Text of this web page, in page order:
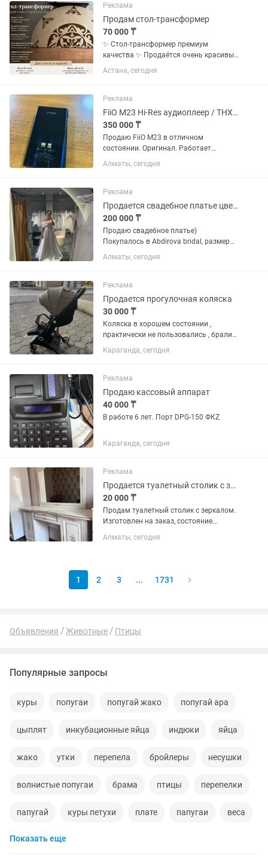
58□16-135 • Категория линз: Category
3...
Реклама
Продам стол-трансформер
70 000 ₸
✨ Стол-трансформер премиум
качества ✨ Продаётся очень красивый
и практичный стол-трансформер в
состоянии почти нового —
для гостей и больших семейных встреч,
но...
Астана, сегодня
Реклама
FiiO M23 Hi-Res аудиоплеер / THX AAA
350 000 ₸
Продаю FiiO M23 в отличном
состоянии. Оригинал. Работает
идеально, без проблем , в ремонте не
Алматы, сегодня
Реклама
Продается свадебное платье цвета айвори
200 000 ₸
Продаю свадебное платье)
Покупалось в Abdirova bridal, размер
42-44 (корсетного плана). Платье после
химчистки, не было в прокате.
Алматы, сегодня
Реклама
Продается прогулочная коляска
30 000 ₸
Коляска в хорошем состоянии ,
практически не пользовались , брали
для поездки , но ребенок отказывался
сидеть в ней
Караганда, сегодня
Реклама
Продаю кассовый аппарат
40 000 ₸
В работе 6 лет. Порт DPG-150 ФКZ
Караганда, сегодня
Реклама
Продается туалетный столик с зеркалом
20 000 ₸
Продам туалетный столик с зеркалом.
Изготовлен на заказ, состояние
зеркалом — 170 см. Два боковых
Алматы, сегодня
1 2 3 ... 1731
Объявления Животные Птицы
Популярные запросы
куры попугаи попугай жако попугай ара
цыплят инкубационные яйца индюки яйца
жако утки перепела бройлеры несушки
волнистые попугаи брама птицы перепелки
папугай куры петухи плате папугаи веса
брамы на выходные
Показать еще